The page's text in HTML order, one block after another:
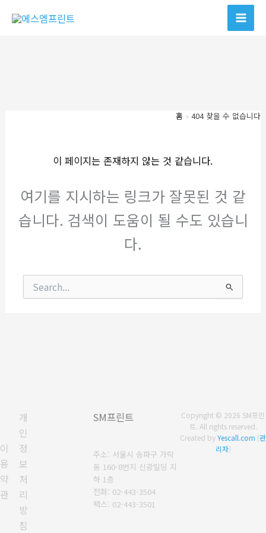
홈 404 찾을 수 없습니다
이 페이지는 존재하지 않는 것 같습니다.
여기를 지시하는 링크가 잘못된 것 같
습니다. 검색이 도움이 될 수도 있습니
다.
이
용
약
관
개
인
정
보
처
리
방
침
SM프린트
주소: 서울시 송파구 가락
동 160-8번지 신광빌딩 지
하 1층
전화: 02-443-3504
팩스: 02-443-3501
Copyright © 2026 SM프린
트. All rights reserved.
Created byYescall.com [관
리자]